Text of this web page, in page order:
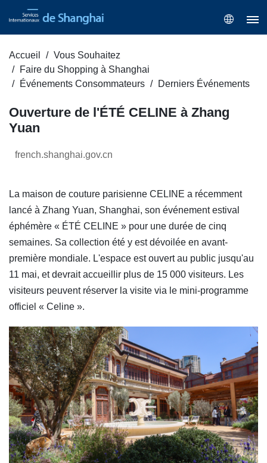
Accueil
Vous Souhaitez
Faire du Shopping à Shanghai
Événements Consommateurs
Derniers Événements
Ouverture de l'ÉTÉ CELINE à Zhang
Yuan
french.shanghai.gov.cn
La maison de couture parisienne CELINE a récemment
lancé à Zhang Yuan, Shanghai, son événement estival
éphémère « ÉTÉ CELINE » pour une durée de cinq
semaines. Sa collection été y est dévoilée en avant-
première mondiale. L'espace est ouvert au public jusqu'au
11 mai, et devrait accueillir plus de 15 000 visiteurs. Les
visiteurs peuvent réserver la visite via le mini-programme
officiel « Celine ».